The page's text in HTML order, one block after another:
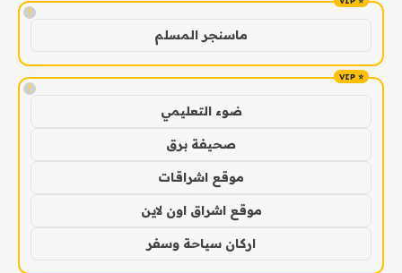
!
ماسنجر المسلم
!
ضوء التعليمي
صحيفة برق
موقع اشراقات
موقع اشراق اون لاين
اركان سياحة وسفر